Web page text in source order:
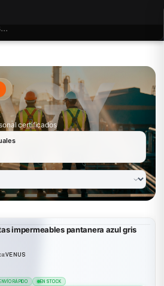
certificados
impermeables pantanera azul gris
VENUS
ENVÍO RÁPIDO EN STOCK